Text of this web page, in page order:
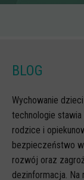
BLOG
Wychowanie
technologie stawia
rodzice i
bezpieczeństwo
rozwój oraz
dezinformacja.
Poradniki i
W sieci przyjaźni
Piosenka
CYBER lekcje 3.0
Selma